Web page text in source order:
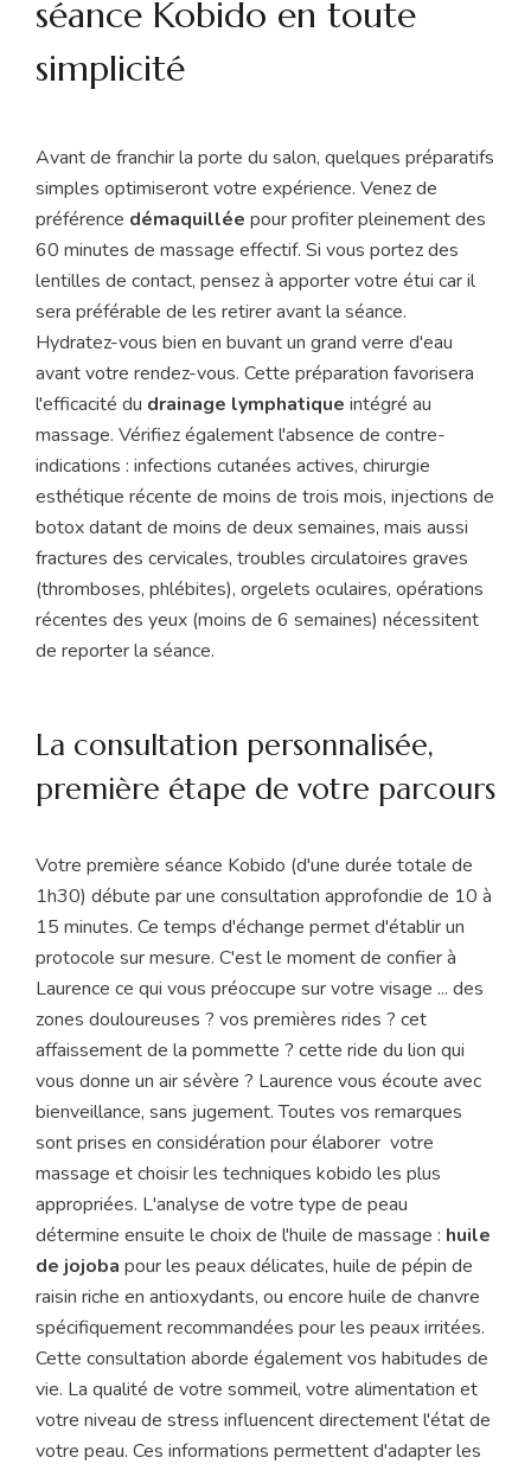
séance Kobido en toute
simplicité
Avant de franchir la porte du salon, quelques préparatifs
simples optimiseront votre expérience. Venez de
préférence démaquillée pour profiter pleinement des
60 minutes de massage effectif. Si vous portez des
lentilles de contact, pensez à apporter votre étui car il
sera préférable de les retirer avant la séance.
Hydratez-vous bien en buvant un grand verre d'eau
avant votre rendez-vous. Cette préparation favorisera
l'efficacité du drainage lymphatique intégré au
massage. Vérifiez également l'absence de contre-
indications : infections cutanées actives, chirurgie
esthétique récente de moins de trois mois, injections de
botox datant de moins de deux semaines, mais aussi
fractures des cervicales, troubles circulatoires graves
(thromboses, phlébites), orgelets oculaires, opérations
récentes des yeux (moins de 6 semaines) nécessitent
de reporter la séance.
La consultation personnalisée,
première étape de votre parcours
Votre première séance Kobido (d'une durée totale de
1h30) débute par une consultation approfondie de 10 à
15 minutes. Ce temps d'échange permet d'établir un
protocole sur mesure. C'est le moment de confier à
Laurence ce qui vous préoccupe sur votre visage ... des
zones douloureuses ? vos premières rides ? cet
affaissement de la pommette ? cette ride du lion qui
vous donne un air sévère ? Laurence vous écoute avec
bienveillance, sans jugement. Toutes vos remarques
sont prises en considération pour élaborer votre
massage et choisir les techniques kobido les plus
appropriées. L'analyse de votre type de peau
détermine ensuite le choix de l'huile de massage : huile
de jojoba pour les peaux délicates, huile de pépin de
raisin riche en antioxydants, ou encore huile de chanvre
spécifiquement recommandées pour les peaux irritées.
Cette consultation aborde également vos habitudes de
vie. La qualité de votre sommeil, votre alimentation et
votre niveau de stress influencent directement l'état de
votre peau. Ces informations permettent d'adapter les